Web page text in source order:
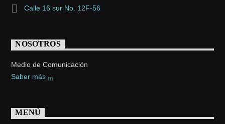
Calle 16 sur No. 12F-56
NOSOTROS
Medio de Comunicación
Saber más
MENÚ